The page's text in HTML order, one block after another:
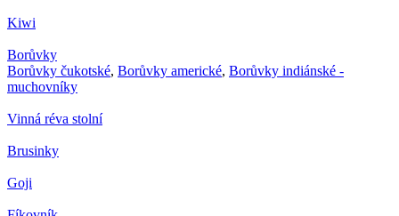
Kiwi
Borůvky
Borůvky čukotské, Borůvky americké, Borůvky indiánské -
muchovníky
Vinná réva stolní
Brusinky
Goji